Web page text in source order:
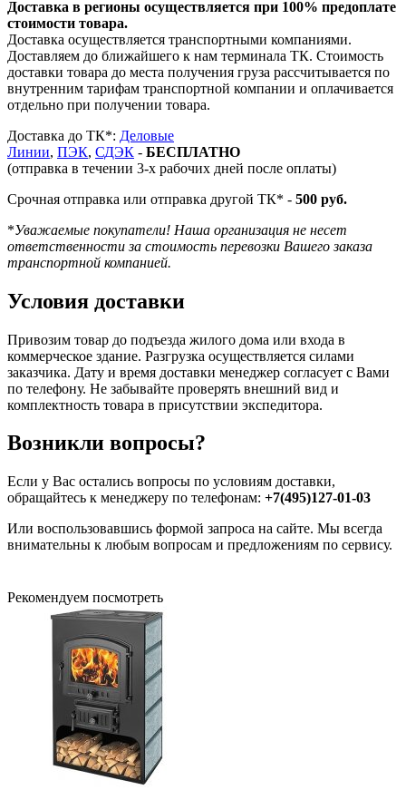
Доставка в регионы осуществляется при 100% предоплате
стоимости товара.
Доставка осуществляется транспортными компаниями.
Доставляем до ближайшего к нам терминала ТК. Стоимость
доставки товара до места получения груза рассчитывается по
внутренним тарифам транспортной компании и оплачивается
отдельно при получении товара.
Доставка до ТК*: Деловые
Линии, ПЭК, СДЭК - БЕСПЛАТНО
(отправка в течении 3-х рабочих дней после оплаты)
Срочная отправка или отправка другой ТК* - 500 руб.
*Уважаемые покупатели! Наша организация не несет
ответственности за стоимость перевозки Вашего заказа
транспортной компанией.
Условия доставки
Привозим товар до подъезда жилого дома или входа в
коммерческое здание. Разгрузка осуществляется силами
заказчика. Дату и время доставки менеджер согласует с Вами
по телефону. Не забывайте проверять внешний вид и
комплектность товара в присутствии экспедитора.
Возникли вопросы?
Если у Вас остались вопросы по условиям доставки,
обращайтесь к менеджеру по телефонам: +7(495)127-01-03
Или воспользовавшись формой запроса на сайте. Мы всегда
внимательны к любым вопросам и предложениям по сервису.
Рекомендуем посмотреть